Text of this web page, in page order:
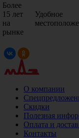
Более
15 лет
на
рынке
Удобное
О компании
Скидки
Полезная
Оплата и
Контакты